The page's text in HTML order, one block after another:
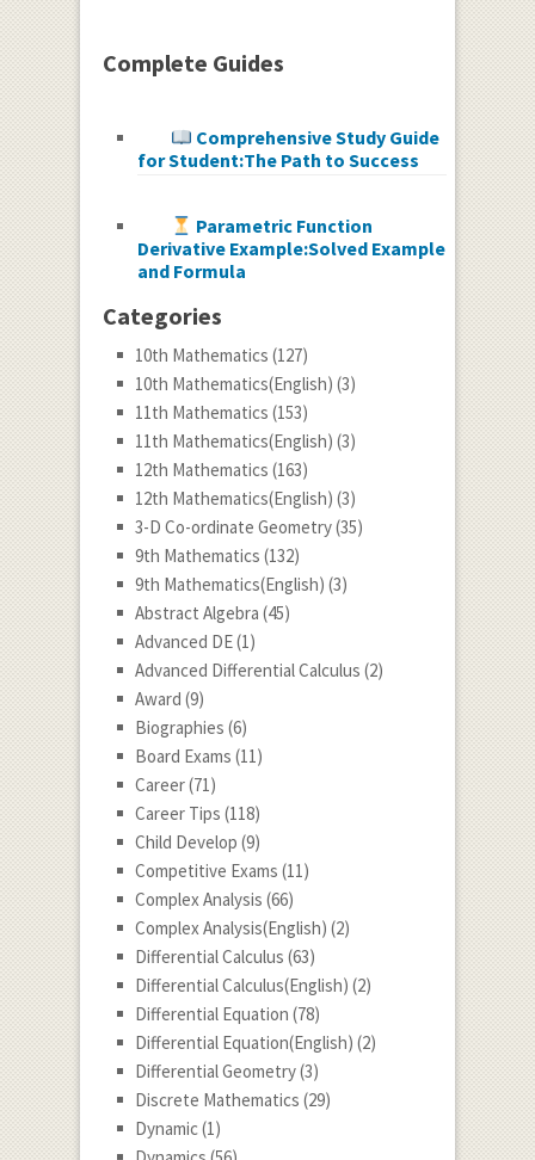
Complete Guides
Comprehensive Study Guide
for Student:The Path to Success
Parametric Function
Derivative Example:Solved Example
and Formula
Categories
10th Mathematics (127)
10th Mathematics(English) (3)
11th Mathematics (153)
11th Mathematics(English) (3)
12th Mathematics (163)
12th Mathematics(English) (3)
3-D Co-ordinate Geometry(35)
9th Mathematics (132)
9th Mathematics(English) (3)
Abstract Algebra (45)
Advanced DE(1)
Advanced Differential Calculus (2)
Award (9)
Biographies (6)
Board Exams (11)
Career(71)
Career Tips (118)
Child Develop (9)
Competitive Exams (11)
Complex Analysis (66)
Complex Analysis(English) (2)
Differential Calculus (63)
Differential Calculus(English) (2)
Differential Equation (78)
Differential Equation(English) (2)
Differential Geometry(3)
Discrete Mathematics (29)
Dynamic(1)